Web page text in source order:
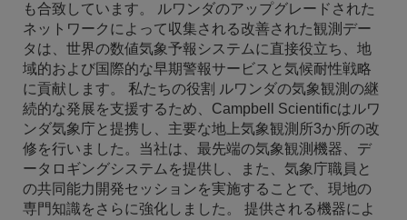
も合致しています。 ルワンダのアップグレードされた
ネットワークによって収集される改善された観測デー
タは、世界の数値気象予報システムに直接役立ち、地
域的および国際的な早期警報サービスと気候耐性戦略
に貢献します。 私たちの役割 ルワンダの気象観測の継
続的な発展を支援するため、Campbell Scientificはルワ
ンダ気象庁と提携し、主要な地上気象観測所3か所の改
修を行いました。当社は、最先端の気象観測機器、デ
ータロギングシステムを提供し、また、気象庁職員と
の共同能力開発セッションを実施することで、現地の
専門知識をさらに強化しました。 提供される機器によ